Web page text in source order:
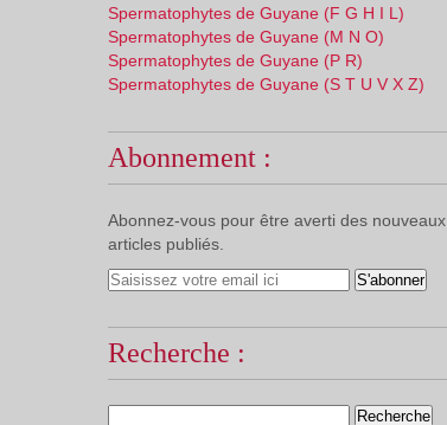
Spermatophytes de Guyane (F G H I L)
Spermatophytes de Guyane (M N O)
Spermatophytes de Guyane (P R)
Spermatophytes de Guyane (S T U V X Z)
Abonnement :
Abonnez-vous pour être averti des nouveaux
articles publiés.
Recherche :